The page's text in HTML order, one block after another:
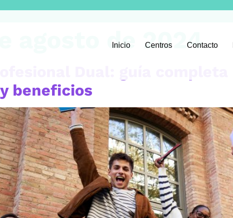
Inicio Centros Contacto
agosto de 2024
beneficios